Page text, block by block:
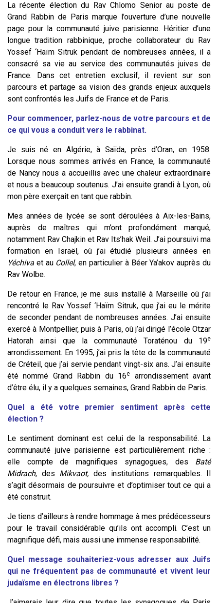
La récente élection du Rav Chlomo Senior au poste de
Grand Rabbin de Paris marque l’ouverture d’une nouvelle
page pour la communauté juive parisienne. Héritier d’une
longue tradition rabbinique, proche collaborateur du Rav
Yossef ‘Haïm Sitruk pendant de nombreuses années, il a
consacré sa vie au service des communautés juives de
France. Dans cet entretien exclusif, il revient sur son
parcours et partage sa vision des grands enjeux auxquels
sont confrontés les Juifs de France et de Paris.
Pour commencer, parlez-nous de votre parcours et de
ce qui vous a conduit vers le rabbinat.
Je suis né en Algérie, à Saïda, près d’Oran, en 1958.
Lorsque nous sommes arrivés en France, la communauté
de Nancy nous a accueillis avec une chaleur extraordinaire
et nous a beaucoup soutenus. J’ai ensuite grandi à Lyon, où
mon père exerçait en tant que rabbin.
Mes années de lycée se sont déroulées à Aix-les-Bains,
auprès de maîtres qui m’ont profondément marqué,
notamment Rav Chajkin et Rav Its’hak Weil. J’ai poursuivi ma
formation en Israël, où j’ai étudié plusieurs années en
Yéchiva et au Collel, en particulier à Béer Ya’akov auprès du
Rav Wolbe.
De retour en France, je me suis installé à Marseille où j’ai
rencontré le Rav Yossef ‘Haïm Sitruk, que j’ai eu le mérite
de seconder pendant de nombreuses années. J’ai ensuite
exercé à Montpellier, puis à Paris, où j’ai dirigé l’école Otzar
Hatorah ainsi que la communauté Toraténou du 19e
arrondissement. En 1995, j’ai pris la tête de la communauté
de Créteil, que j’ai servie pendant vingt-six ans. J’ai ensuite
été nommé Grand Rabbin du 16e
arrondissement avant
d’être élu, il y a quelques semaines, Grand Rabbin de Paris.
Quel a été votre premier sentiment après cette
élection ?
Le sentiment dominant est celui de la responsabilité. La
communauté juive parisienne est particulièrement riche :
elle compte de magnifiques synagogues, des Baté
Midrach, des Mikvaot, des institutions remarquables. Il
s’agit désormais de poursuivre et d’optimiser tout ce qui a
été construit.
Je tiens d’ailleurs à rendre hommage à mes prédécesseurs
pour le travail considérable qu’ils ont accompli. C’est un
magnifique défi, mais aussi une immense responsabilité.
Quel message souhaiteriez-vous adresser aux Juifs
qui ne fréquentent pas de communauté et vivent leur
judaïsme en électrons libres ?